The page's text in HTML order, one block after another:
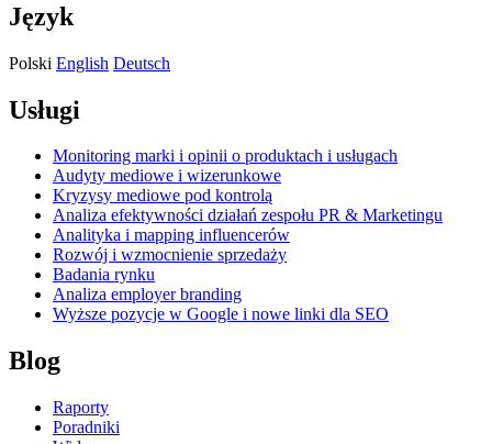
Język
Polski English Deutsch
Usługi
Monitoring marki i opinii o produktach i usługach
Audyty mediowe i wizerunkowe
Kryzysy mediowe pod kontrolą
Analiza efektywności działań zespołu PR & Marketingu
Analityka i mapping influencerów
Rozwój i wzmocnienie sprzedaży
Badania rynku
Analiza employer branding
Wyższe pozycje w Google i nowe linki dla SEO
Blog
Raporty
Poradniki